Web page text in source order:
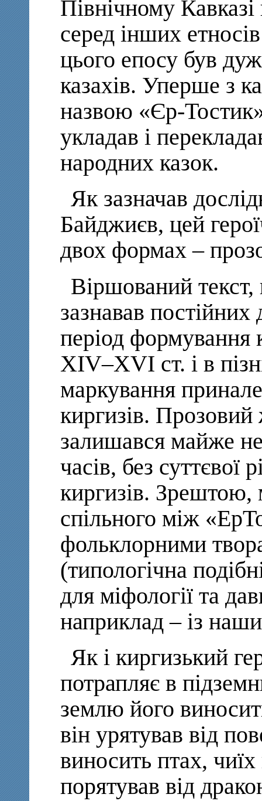
Північному
серед інших
цього епосу був
казахів. Уперше з
назвою «Єр-
укладав і
народних казок.
Як зазначав
Байджиєв, цей
двох формах –
Віршований
зазнавав постійних
період формування
XIV–XVI ст. і в
маркування
киргизів. Прозовий
залишався майже
часів, без суттєвої
киргизів.
спільного між
фольклорними
(типологічна
для міфології та
наприклад – із
Як і киргизький
потрапляє в
землю його
він урятував від
виносить птах,
порятував від